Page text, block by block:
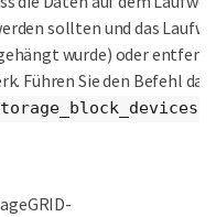
sollten und das
wurde) oder
Führen Sie den Befehl